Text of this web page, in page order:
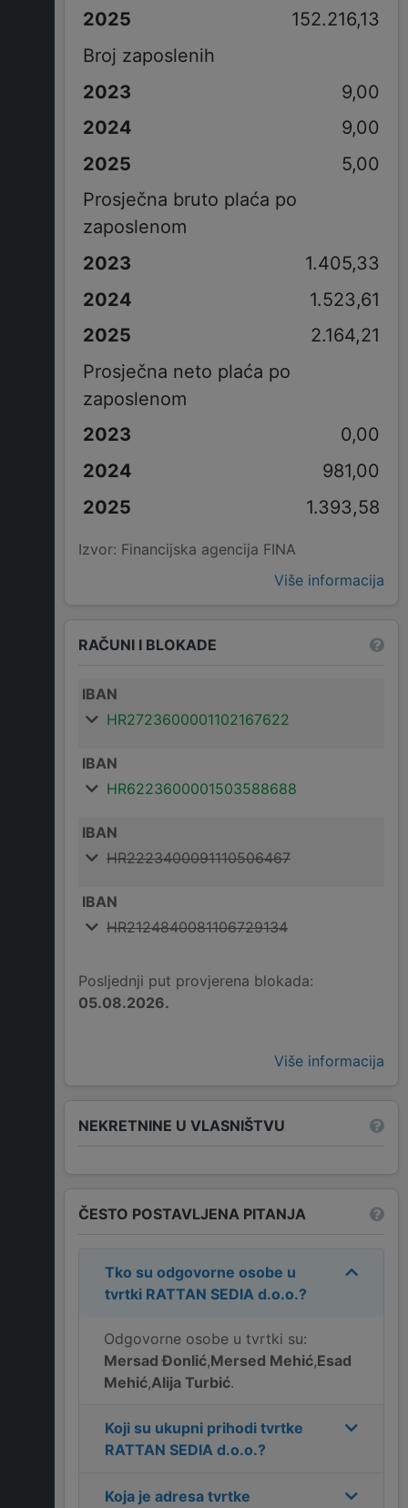
152.216,13
Broj zaposlenih
9,00
9,00
5,00
Prosječna bruto plaća po
zaposlenom
1.405,33
1.523,61
2.164,21
Prosječna neto plaća po
zaposlenom
0,00
981,00
1.393,58
Izvor: Financijska agencija FINA
Više informacija
RAČUNI I BLOKADE
IBAN
HR2723600001102167622
IBAN
HR6223600001503588688
IBAN
HR2223400091110506467
IBAN
HR2124840081106729134
Posljednji put provjerena blokada:
05.08.2026.
Više informacija
NEKRETNINE U VLASNIŠTVU
ČESTO POSTAVLJENA PITANJA
Tko su odgovorne osobe u
tvrtki RATTAN SEDIA d.o.o.?
Odgovorne osobe u tvrtki su:
Mersad Đonlić,Mersed Mehić,Esad
Mehić,Alija Turbić.
Koji su ukupni prihodi tvrtke
RATTAN SEDIA d.o.o.?
Koja je adresa tvrtke